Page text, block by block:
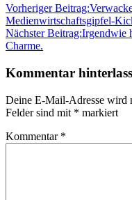
Vorheriger Beitrag:
Medienwirtschaftsgipfel-
Nächster Beitrag:Irgendwie
Charme.
Kommentar
Deine E-Mail-Adresse wird
Felder sind mit * markiert
Kommentar *